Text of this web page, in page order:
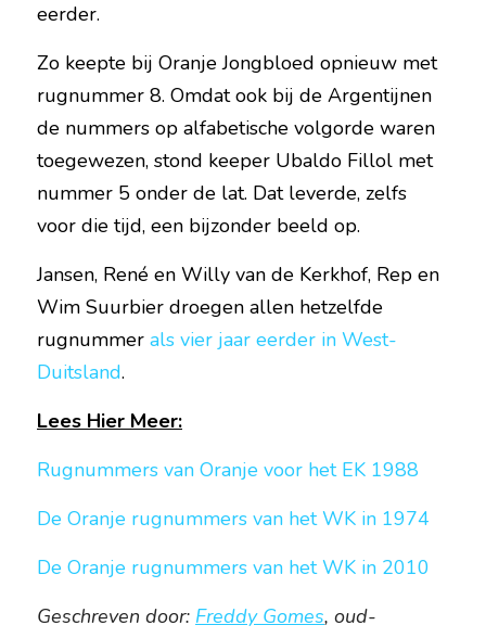
eerder.
Zo keepte bij Oranje Jongbloed opnieuw met
rugnummer 8. Omdat ook bij de Argentijnen
de nummers op alfabetische volgorde waren
toegewezen, stond keeper Ubaldo Fillol met
nummer 5 onder de lat. Dat leverde, zelfs
voor die tijd, een bijzonder beeld op.
Jansen, René en Willy van de Kerkhof, Rep en
Wim Suurbier droegen allen hetzelfde
rugnummer als vier jaar eerder in West-
Duitsland.
Lees Hier Meer:
Rugnummers van Oranje voor het EK 1988
De Oranje rugnummers van het WK in 1974
De Oranje rugnummers van het WK in 2010
Geschreven door: Freddy Gomes, oud-